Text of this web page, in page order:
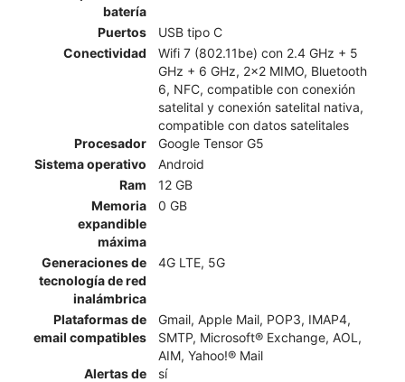
batería
Puertos
USB tipo C
Conectividad
Wifi 7 (802.11be) con 2.4 GHz + 5
GHz + 6 GHz, 2x2 MIMO, Bluetooth
6, NFC, compatible con conexión
satelital y conexión satelital nativa,
compatible con datos satelitales
Procesador
Google Tensor G5
Sistema operativo
Android
Ram
12 GB
Memoria
expandible
máxima
0 GB
Generaciones de
tecnología de red
inalámbrica
4G LTE, 5G
Plataformas de
email compatibles
Gmail, Apple Mail, POP3, IMAP4,
SMTP, Microsoft® Exchange, AOL,
AIM, Yahoo!® Mail
Alertas de
sí